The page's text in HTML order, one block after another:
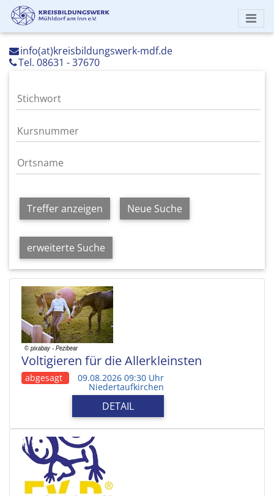
info(at)kreisbildungswerk-mdf.de
Tel. 08631 - 37670
Treffer anzeigen Neue Suche
erweiterte Suche
Voltigieren für die Allerkleinsten
abgesagt 09.08.2026 09:30 Uhr
Niedertaufkirchen
DETAIL